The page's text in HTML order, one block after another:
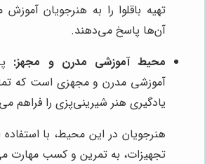
تهیه باقلوا را به هنرجویان
آن‌ها پاسخ می‌دهند.
محیط آموزشی مدرن و مجهز:
آموزشی مدرن و مجهزی است که
یادگیری هنر شیرینی‌پزی را فراهم
هنرجویان در این محیط، با استفاده
تجهیزات، به تمرین و کسب مهارت